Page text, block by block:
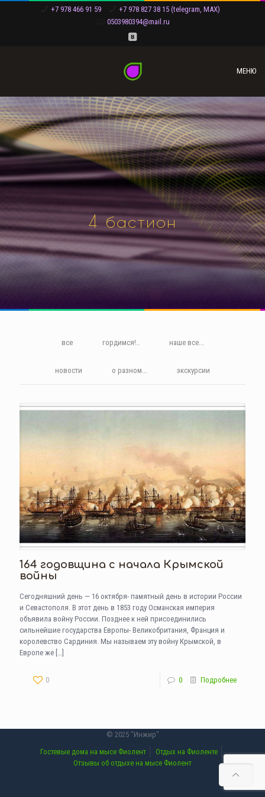
+7 978 466 91 59
+7 978 827 38 15 (telegram, MAX)
0503980394@mail.ru
МЕНЮ
4 бастион
все гордимся!.. наше все...
новости о разном... экскурсии
164 годовщина с начала Крымской
войны
Сегодняшний день — 16 октября- памятный день в истории России
и Севастополя. В этот день в 1853 году Османская империя
объявила войну России. Позднее к ней присоединились
сильнейшие государства Европы- Великобритания, Франция и
королевство Сардиния. Мы называем эту войну Крымской, в
Европе же […]
0 0 Подробнее
© 2025 "Инжир"
Гостевые дома на мысе Фиолент
Отдых на Фиоленте
Отзывы об отдыхе на мысе Фиолент